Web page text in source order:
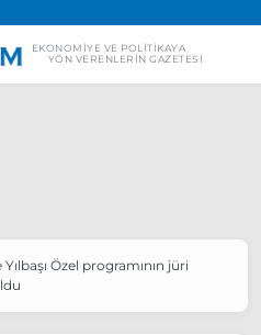
EKONOMIYE VE POLITIKAYA
YÖN VERENLERIN GAZETESI
Özel programının jüri